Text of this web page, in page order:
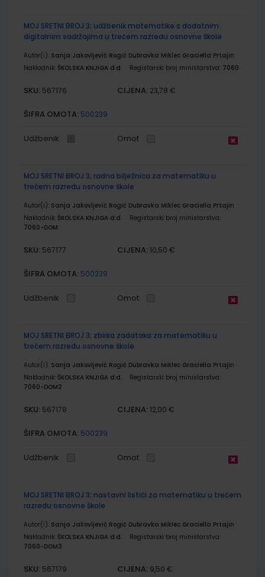
MOJ SRETNI BROJ 3; udžbenik matematike s dodatnim
digitalnim sadržajima u trećem razredu osnovne škole
Autor(i): Sanja Jakovljević Rogić Dubravka Miklec Graciella Prtajin
Nakladnik: ŠKOLSKA KNJIGA d.d. Registarski broj ministarstva: 7060
SKU: 567176 CIJENA: 23,78 €
ŠIFRA OMOTA: 500239
Udžbenik Omot
MOJ SRETNI BROJ 3; radna bilježnica za matematiku u
trećem razredu osnovne škole
Autor(i): Sanja Jakovljević Rogić Dubravka Miklec Graciella Prtajin
Nakladnik: ŠKOLSKA KNJIGA d.d.
Registarski broj ministarstva:
7060-DOM
SKU: 567177 CIJENA: 10,50 €
ŠIFRA OMOTA: 500239
Udžbenik Omot
MOJ SRETNI BROJ 3; zbirka zadataka za matematiku u
trećem razredu osnovne škole
Autor(i): Sanja Jakovljević Rogić Dubravka Miklec Graciella Prtajin
Nakladnik: ŠKOLSKA KNJIGA d.d.
Registarski broj ministarstva:
7060-DOM2
SKU: 567178 CIJENA: 12,00 €
ŠIFRA OMOTA: 500239
Udžbenik Omot
MOJ SRETNI BROJ 3; nastavni listići za matematiku u trećem
razredu osnovne škole
Autor(i): Sanja Jakovljević Rogić Dubravka Miklec Graciella Prtajin
Nakladnik: ŠKOLSKA KNJIGA d.d.
Registarski broj ministarstva:
7060-DOM3
SKU: 567179 CIJENA: 9,50 €